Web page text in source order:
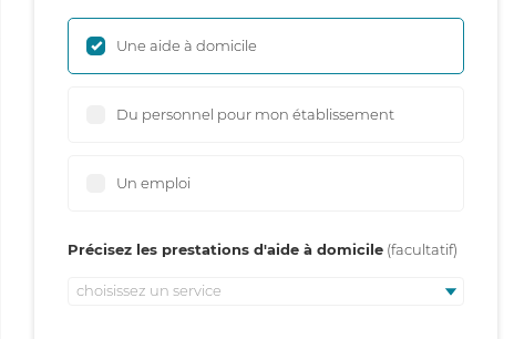
Une aide à domicile
Du personnel pour mon établissement
Un emploi
Précisez les prestations d'aide à domicile
choisissez un service